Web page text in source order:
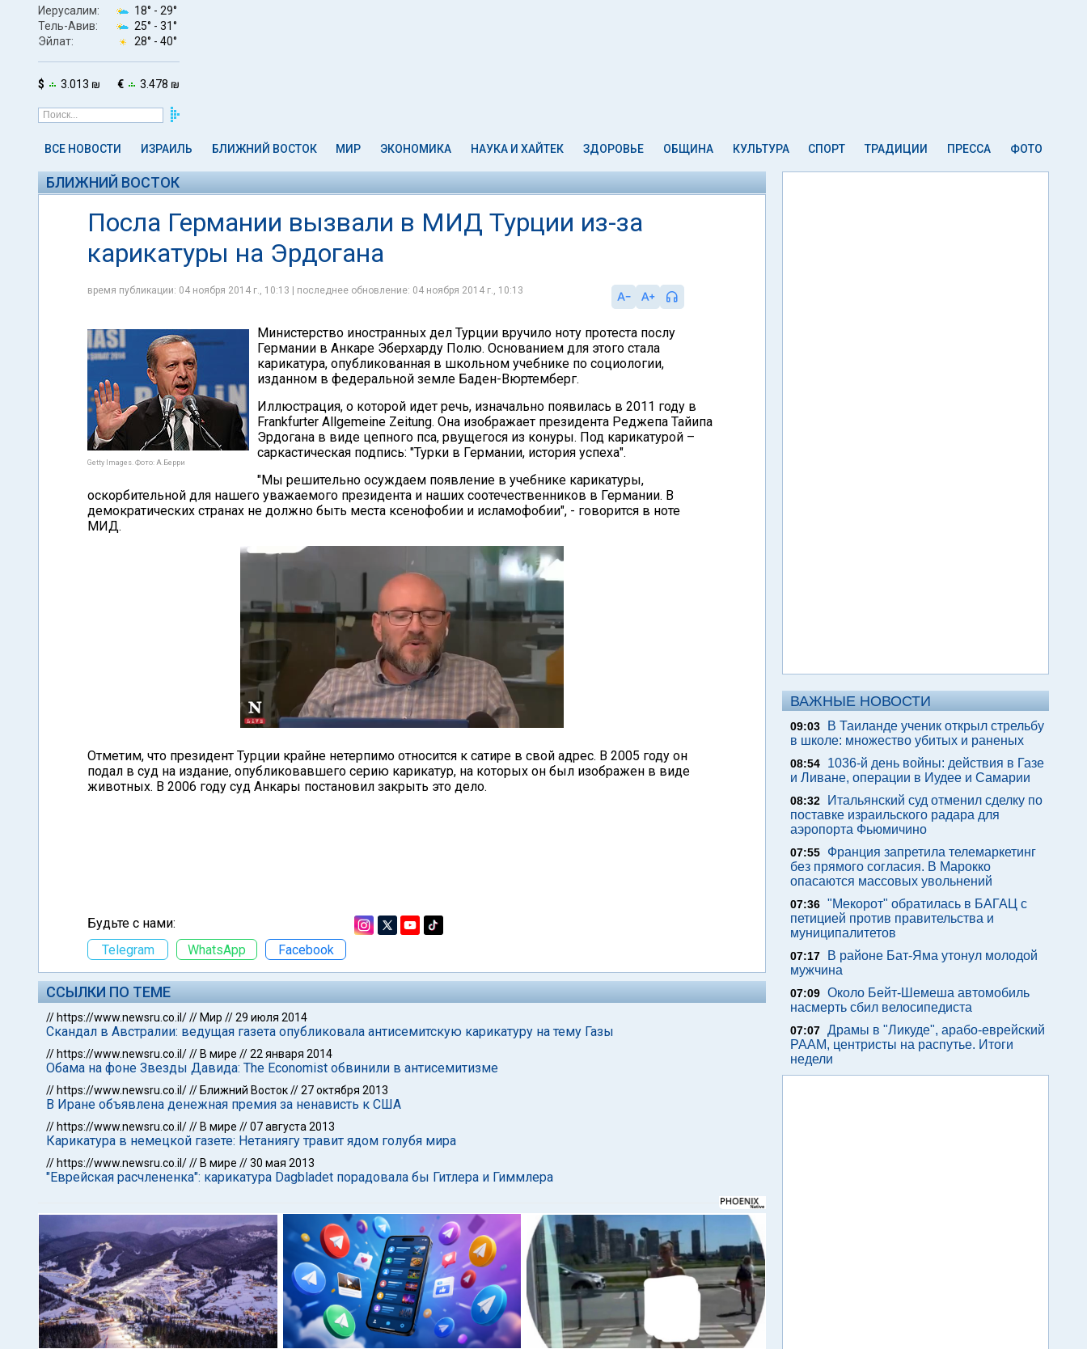
Иерусалим: 18° - 29°
Тель-Авив:
25° - 31°
Эйлат:
28° - 40°
$ 3.013 ₪ € 3.478 ₪
ВСЕ НОВОСТИ ИЗРАИЛЬ БЛИЖНИЙ ВОСТОК МИР ЭКОНОМИКА НАУКА И ХАЙТЕК ЗДОРОВЬЕ ОБЩИНА КУЛЬТУРА СПОРТ ТРАДИЦИИ ПРЕССА ФОТО
БЛИЖНИЙ ВОСТОК
Посла Германии вызвали в МИД Турции из-за
карикатуры на Эрдогана
время публикации: 04 ноября 2014 г., 10:13 | последнее обновление: 04 ноября 2014 г., 10:13
Getty Images. Фото: А.Берри
Министерство иностранных дел Турции вручило ноту протеста послу
Германии в Анкаре Эберхарду Полю. Основанием для этого стала
карикатура, опубликованная в школьном учебнике по социологии,
изданном в федеральной земле Баден-Вюртемберг.
Иллюстрация, о которой идет речь, изначально появилась в 2011 году в
Frankfurter Allgemeine Zeitung. Она изображает президента Реджепа Тайипа
Эрдогана в виде цепного пса, рвущегося из конуры. Под карикатурой –
саркастическая подпись: "Турки в Германии, история успеха".
"Мы решительно осуждаем появление в учебнике карикатуры,
оскорбительной для нашего уважаемого президента и наших соотечественников в Германии. В
демократических странах не должно быть места ксенофобии и исламофобии", - говорится в ноте
МИД.
Отметим, что президент Турции крайне нетерпимо относится к сатире в свой адрес. В 2005 году он
подал в суд на издание, опубликовавшего серию карикатур, на которых он был изображен в виде
животных. В 2006 году суд Анкары постановил закрыть это дело.
Будьте с нами:
Telegram
WhatsApp Facebook
ССЫЛКИ ПО ТЕМЕ
// https://www.newsru.co.il/// Мир //29 июля 2014
Скандал в Австралии: ведущая газета опубликовала антисемитскую карикатуру на тему Газы
// https://www.newsru.co.il/// В мире //22 января 2014
Обама на фоне Звезды Давида: The Economist обвинили в антисемитизме
// https://www.newsru.co.il/// Ближний Восток//27 октября 2013
В Иране объявлена денежная премия за ненависть к США
// https://www.newsru.co.il/// В мире //07 августа 2013
Карикатура в немецкой газете: Нетаниягу травит ядом голубя мира
// https://www.newsru.co.il/// В мире //30 мая 2013
"Еврейская расчлененка": карикатура Dagbladet порадовала бы Гитлера и Гиммлера
ВАЖНЫЕ НОВОСТИ
09:03
В Таиланде ученик открыл стрельбу
в школе: множество убитых и раненых
08:54
1036-й день войны: действия в Газе
и Ливане, операции в Иудее и Самарии
08:32
Итальянский суд отменил сделку по
поставке израильского радара для
аэропорта Фьюмичино
07:55
Франция запретила телемаркетинг
без прямого согласия. В Марокко
опасаются массовых увольнений
07:36 "Мекорот" обратилась в БАГАЦ с
петицией против правительства и
муниципалитетов
07:17
В районе Бат-Яма утонул молодой
мужчина
07:09 Около Бейт-Шемеша автомобиль
насмерть сбил велосипедиста
07:07 Драмы в "Ликуде", арабо-еврейский
РААМ, центристы на распутье. Итоги
недели